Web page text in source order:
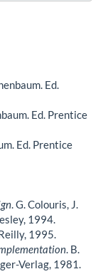
Ed.
Ed. Prentice
Ed. Prentice
. G. Colouris, J.
1994.
1995.
. B.
Verlag, 1981.